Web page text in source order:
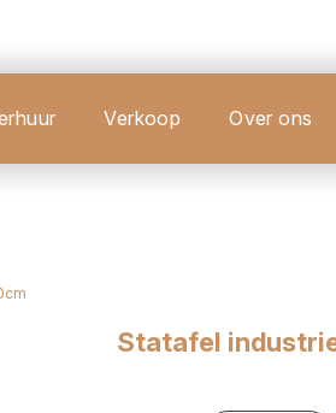
Verkoop Over ons
Statafel